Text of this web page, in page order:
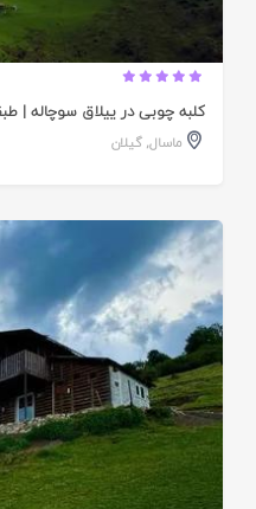
کلبه چوبی در ییلاق سوچاله |
ماسال,گیلان